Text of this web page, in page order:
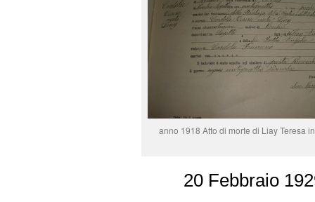
anno 1918 Atto di morte di Liay Teresa
20 Febbraio